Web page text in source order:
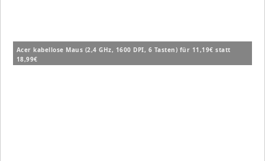
Acer kabellose Maus (2,4 GHz, 1600 DPI, 6 Tasten) für 11,19€ statt
18,99€